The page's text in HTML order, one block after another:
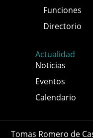
Funciones
Directorio
Actualidad
Noticias
Eventos
Calendario
Tomas Romero de